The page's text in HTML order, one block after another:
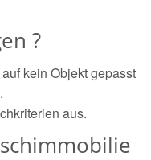
?
kein Objekt gepasst
aus.